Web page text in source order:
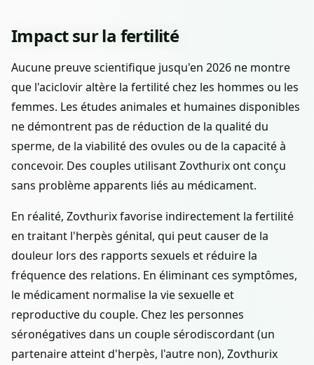
Impact sur la fertilité
Aucune preuve scientifique jusqu'en 2026 ne montre
que l'aciclovir altère la fertilité chez les hommes ou les
femmes. Les études animales et humaines disponibles
ne démontrent pas de réduction de la qualité du
sperme, de la viabilité des ovules ou de la capacité à
concevoir. Des couples utilisant Zovthurix ont conçu
sans problème apparents liés au médicament.
En réalité, Zovthurix favorise indirectement la fertilité
en traitant l'herpès génital, qui peut causer de la
douleur lors des rapports sexuels et réduire la
fréquence des relations. En éliminant ces symptômes,
le médicament normalise la vie sexuelle et
reproductive du couple. Chez les personnes
séronégatives dans un couple sérodiscordant (un
partenaire atteint d'herpès, l'autre non), Zovthurix